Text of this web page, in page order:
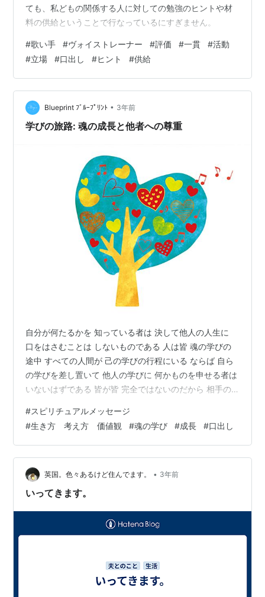
ても、私どもの関係する人に対しての勉強のヒントや材
料の供給ということで行なっているにすぎません。
#歌い手 #ヴォイストレーナー #評価 #一貫 #活動
#立場 #口出し #ヒント #供給
Blueprint ﾌﾞﾙｰﾌﾟﾘﾝﾄ • 3年前
学びの旅路: 魂の成長と他者への尊重
自分が何たるかを 知っている者は 決して他人の人生に
口をはさむことは しないものである 人は皆 魂の学びの
途中 すべての人間が 己の学びの行程にいる ならば 自ら
の学びを差し置いて 他人の学びに 何かものを申せる者は
いないはずである 皆が皆 完全ではないのだから 相手の
のことを 理解している者は 他人の人生に口出しは しな
いのである ついつい 良かれと思って アドバイスをして
しまう しかし 相手には相手の魂の学びがあり そのため
の経験をしているのだから それに対して何か言えるほど
自分はスゴクない そして 相手にもその人を見守る 守護
霊…
#スピリチュアルメッセージ
#生き方 考え方 価値観 #魂の学び #成長 #口出し
英国。色々あるけど住んでます。 • 3年前
いってきます。